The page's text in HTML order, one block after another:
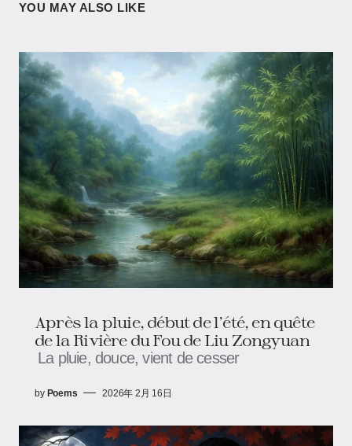
YOU MAY ALSO LIKE
Après la pluie, début de l’été, en quête
de la Rivière du Fou de Liu Zongyuan
La pluie, douce, vient de cesser
by Poems 2026年 2月 16日